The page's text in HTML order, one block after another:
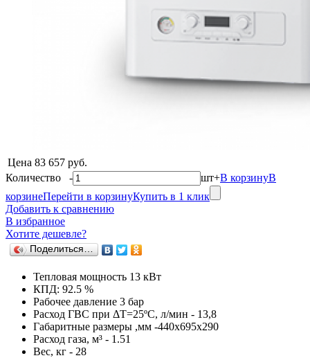
Цена 83 657 руб.
Количество - шт+В корзинуВ
корзинеПерейти в корзинуКупить в 1 клик
Добавить к сравнению
В избранное
Хотите дешевле?
Поделиться…
Тепловая мощность 13 кВт
КПД: 92.5 %
Рабочее давление 3 бар
Расход ГВС при ΔТ=25ºС, л/мин - 13,8
Габаритные размеры ,мм -440x695x290
Расход газа, м³ - 1.51
Вес, кг - 28